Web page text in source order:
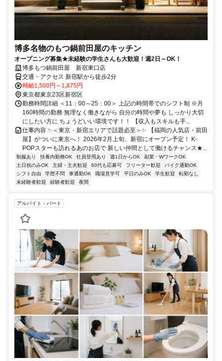
博多名物のもつ鍋前田屋のキッチン
オープニング募集★未経験の学生さんも大歓迎！週2日～OK！
博多もつ鍋前田屋 新宿東口店
交通・アクセス 新宿駅から徒歩2分
時給1,500円～1,875円
東京都東京23区新宿区
勤務時間詳細 ＜11：00～25：00＞ 上記の時間帯でのシフト制 ※月
160時間の勤務 無理なく働きながら 自分の時間や夢も しっかり大切
にしたい方に ちょうどいい環境です！！ 【収入もスキルも手...
仕事内容 ✨＜東京・新宿エリアで話題必至＞✨ 【福岡の人気店・前田
屋】がついに東京へ！ 2026年2月上旬、新宿にオープン予定！ K-
POPスターも訪れるあのお店で 新しい仲間として働けるチャンス★...
制服あり 扶養内勤務OK 社員登用あり 週1日からOK
副業・WワークOK
土日祝のみOK
主婦・主夫歓迎 60代も応募可 フリーター歓迎
バイク通勤OK
シフト自由
学歴不問 車通勤OK 職場見学可 平日のみOK 学生歓迎
転勤なし
未経験者歓迎
経験者歓迎 夜間
アルバイト・パート